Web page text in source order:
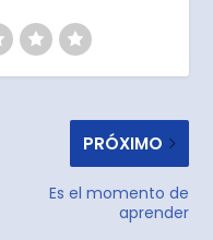
PRÓXIMO
Es el momento de
aprender